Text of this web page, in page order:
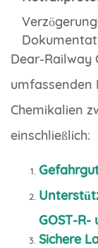
Dear-Railway
Chemikalien
einschließlich:
GOST-R-
Sichere